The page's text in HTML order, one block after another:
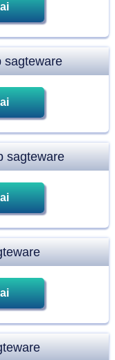
sagteware
sagteware